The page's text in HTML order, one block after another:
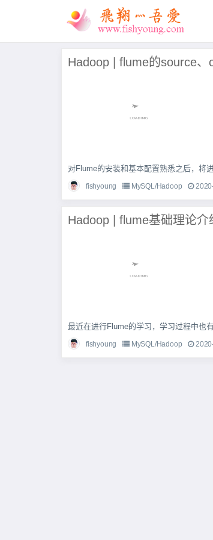
Hadoop | flume的source、
对Flume的安装和基本配置熟悉之后，将
fishyoung MySQL/Hadoop
Hadoop | flume基础理论介
最近在进行Flume的学习，学习过程中也
fishyoung MySQL/Hadoop